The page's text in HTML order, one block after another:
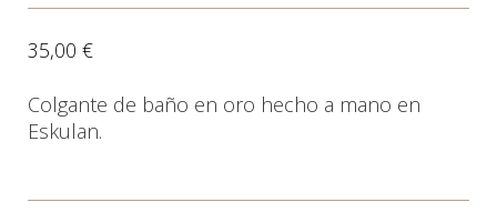
35,00 €
Colgante de baño en oro hecho a mano en
Eskulan.